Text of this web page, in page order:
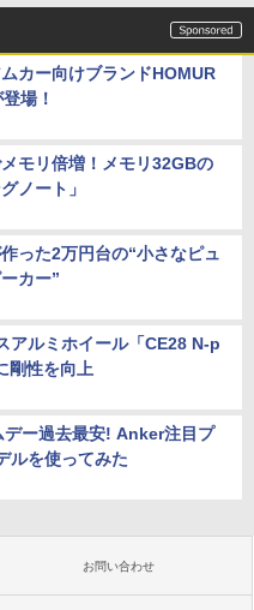
カー向けブランドHOMUR
場！
モリ倍増！メモリ32GBの
ノート」
った2万円台の“小さなピュ
カー”
アルミホイール「CE28 N-p
剛性を向上
ー過去最安! Anker注目プ
ルを使ってみた
お問い合わせ